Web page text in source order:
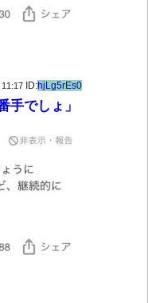
ID:hjLg5rEs0
手でしょ」